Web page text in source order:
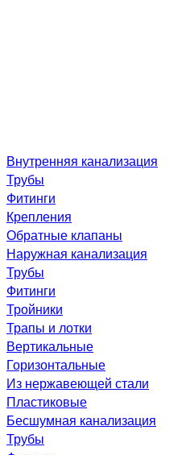
Внутренняя канализация
Трубы
Фитинги
Крепления
Обратные клапаны
Наружная канализация
Трубы
Фитинги
Тройники
Трапы и лотки
Вертикальные
Горизонтальные
Из нержавеющей стали
Пластиковые
Бесшумная канализация
Трубы